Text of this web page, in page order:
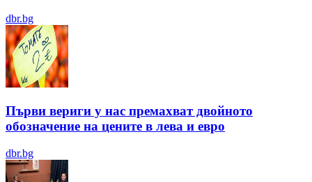
dbr.bg
Първи вериги у нас премахват двойното
обозначение на цените в лева и евро
dbr.bg